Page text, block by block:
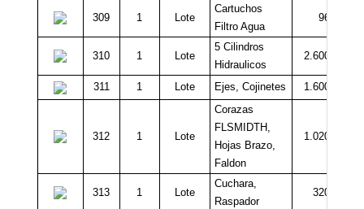
309 1 Lote
Cartuchos
Filtro Agua
96.000
310 1 Lote
5 Cilindros
Hidraulicos
2.600.000
311 1 Lote Ejes, Cojinetes 1.600.000
312 1 Lote
Corazas
FLSMIDTH,
Hojas Brazo,
Faldon
1.020.000
313 1 Lote
Cuchara,
Raspador
320.000